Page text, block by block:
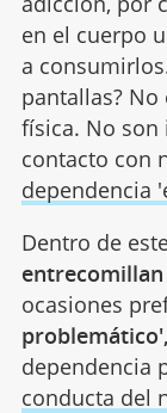
en el cuerpo
a
pantallas?
física. No son
contacto con
dependencia
Dentro de
ocasiones
problemático',
dependencia
conducta del